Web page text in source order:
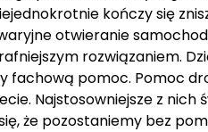
kończy się
otwieranie
rozwiązaniem.
fachową pomoc. Pomoc
Najstosowniejsze z
że pozostaniemy bez